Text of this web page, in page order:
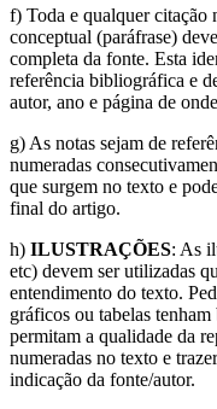
f) Toda e qualquer citação
conceptual (paráfrase)
completa da fonte. Esta
referência bibliográfica e
autor, ano e página de
g) As notas sejam de
numeradas
que surgem no texto e
final do artigo.
h) ILUSTRAÇÕES: As
etc) devem ser utilizadas
entendimento do texto.
gráficos ou tabelas
permitam a qualidade da
numeradas no texto e
indicação da fonte/autor.